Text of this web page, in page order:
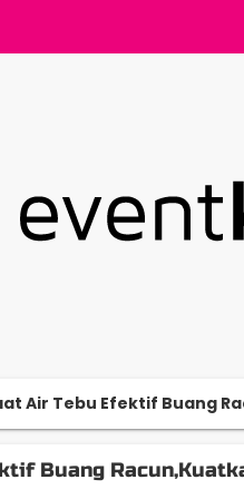
Air Tebu Efektif Buang
Buang